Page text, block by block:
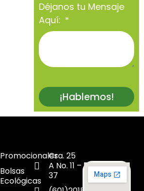
Déjanos tu Mensaje
Aquí:
¡Hablemos!
Promocionales
Bolsas
Ecológicas
Cra. 25
A No. 11 –
37